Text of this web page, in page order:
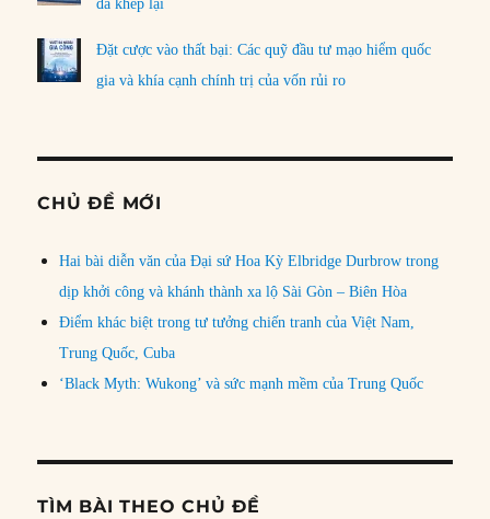
đã khép lại
Đặt cược vào thất bại: Các quỹ đầu tư mạo hiểm quốc
gia và khía cạnh chính trị của vốn rủi ro
CHỦ ĐỀ MỚI
Hai bài diễn văn của Đại sứ Hoa Kỳ Elbridge Durbrow trong
dịp khởi công và khánh thành xa lộ Sài Gòn – Biên Hòa
Điểm khác biệt trong tư tưởng chiến tranh của Việt Nam,
Trung Quốc, Cuba
‘Black Myth: Wukong’ và sức mạnh mềm của Trung Quốc
TÌM BÀI THEO CHỦ ĐỀ